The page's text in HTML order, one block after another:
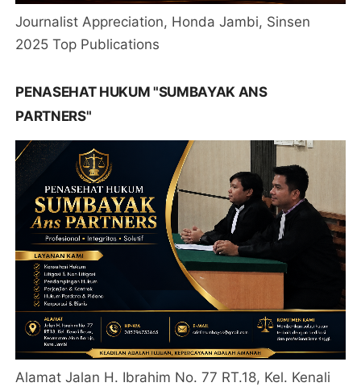
Journalist Appreciation, Honda Jambi, Sinsen
2025 Top Publications
PENASEHAT HUKUM "SUMBAYAK ANS
PARTNERS"
Alamat Jalan H. Ibrahim No. 77 RT.18, Kel. Kenali